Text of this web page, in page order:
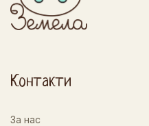
Контакти
За нас